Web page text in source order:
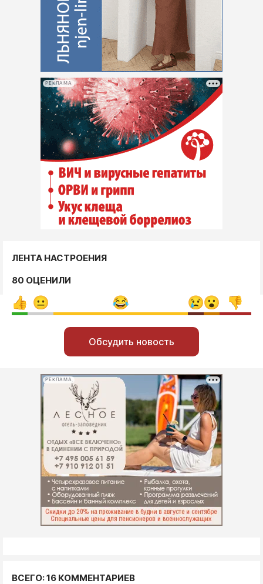
РЕКЛАМА
ЛЕНТА НАСТРОЕНИЯ
80 ОЦЕНИЛИ
Обсудить новость
РЕКЛАМА
ВСЕГО: 16 КОММЕНТАРИЕВ